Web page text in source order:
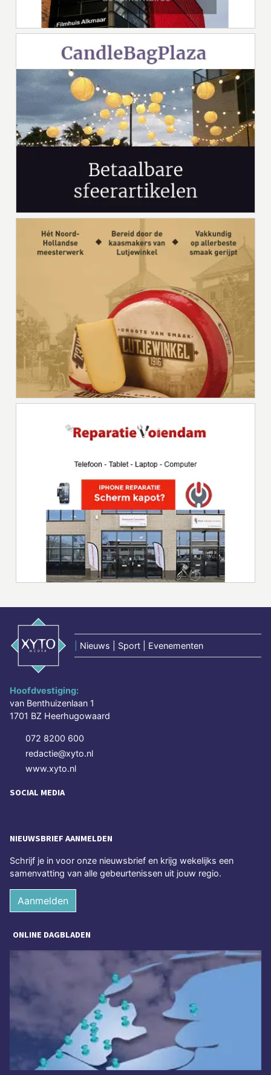
Nieuws | Sport | Evenementen
Hoofdvestiging:
van Benthuizenlaan 1
1701 BZ Heerhugowaard
072 8200 600
redactie@xyto.nl
www.xyto.nl
SOCIAL MEDIA
NIEUWSBRIEF AANMELDEN
Schrijf je in voor onze nieuwsbrief en krijg wekelijks een
samenvatting van alle gebeurtenissen uit jouw regio.
Aanmelden
ONLINE DAGBLADEN